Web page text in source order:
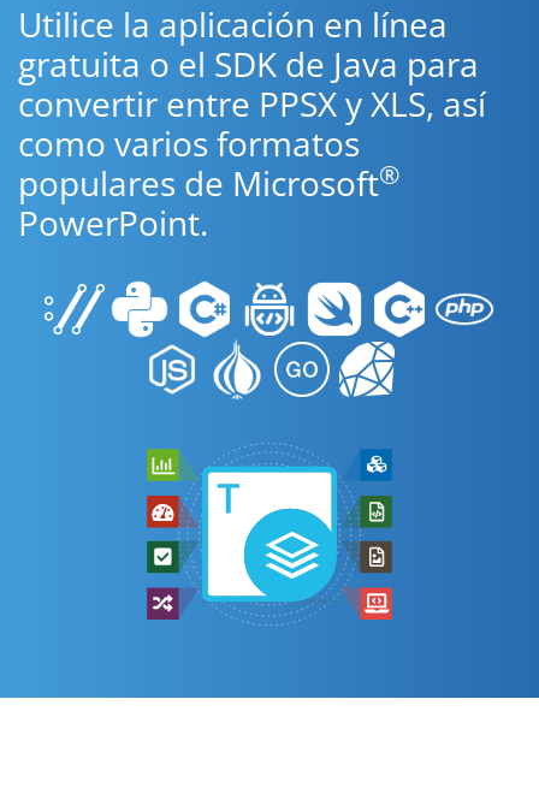
Utilice la aplicación en línea
gratuita o el SDK de Java para
convertir entre PPSX y XLS, así
como varios formatos
populares de Microsoft®
PowerPoint.